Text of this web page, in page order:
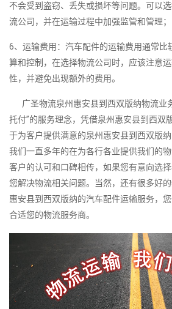
不会受到盗窃、丢失或损坏等问题。可以
流公司，并在运输过程中加强监管和管理；
6、运输费用：汽车配件的运输费用通常比
算和控制，在选择物流公司时，应该注意
性，并避免出现额外的费用。
广圣物流泉州惠安县到西双版纳物流业
托付”的服务理念，凭借泉州惠安县到西双
于为客户提供满意的泉州惠安县到西双版纳
我们一直多年的在为各行各业提供我们的
客户的认可和口碑相传，如果您有意向选
您解决物流相关问题。当然，还有很多好
惠安县到西双版纳的汽车配件运输服务，
合适您的物流服务商。